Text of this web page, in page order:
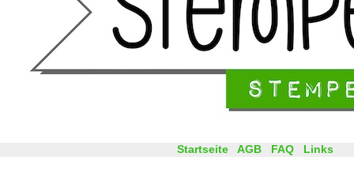
Startseite AGB FAQ Links